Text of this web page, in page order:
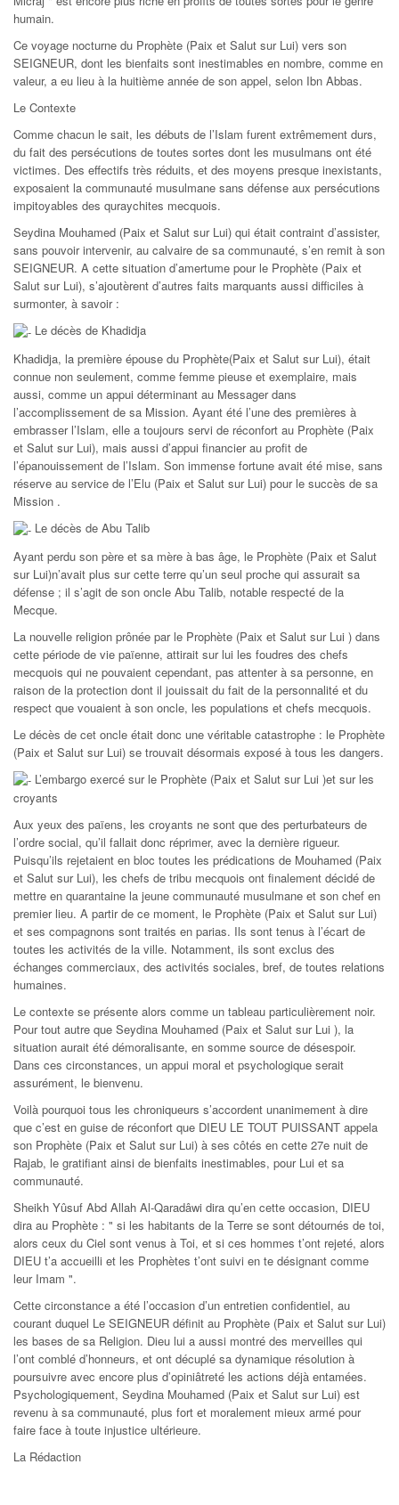
humain.
Ce voyage nocturne du Prophète (Paix et Salut sur Lui) vers son
SEIGNEUR, dont les bienfaits sont inestimables en nombre, comme en
valeur, a eu lieu à la huitième année de son appel, selon Ibn Abbas.
Le Contexte
Comme chacun le sait, les débuts de l’Islam furent extrêmement durs,
du fait des persécutions de toutes sortes dont les musulmans ont été
victimes. Des effectifs très réduits, et des moyens presque inexistants,
exposaient la communauté musulmane sans défense aux persécutions
impitoyables des quraychites mecquois.
Seydina Mouhamed (Paix et Salut sur Lui) qui était contraint d’assister,
sans pouvoir intervenir, au calvaire de sa communauté, s’en remit à son
SEIGNEUR. A cette situation d’amertume pour le Prophète (Paix et
Salut sur Lui), s’ajoutèrent d’autres faits marquants aussi difficiles à
surmonter, à savoir :
Le décès de Khadidja
Khadidja, la première épouse du Prophète(Paix et Salut sur Lui), était
connue non seulement, comme femme pieuse et exemplaire, mais
aussi, comme un appui déterminant au Messager dans
l’accomplissement de sa Mission. Ayant été l’une des premières à
embrasser l’Islam, elle a toujours servi de réconfort au Prophète (Paix
et Salut sur Lui), mais aussi d’appui financier au profit de
l’épanouissement de l’Islam. Son immense fortune avait été mise, sans
réserve au service de l’Elu (Paix et Salut sur Lui) pour le succès de sa
Mission .
Le décès de Abu Talib
Ayant perdu son père et sa mère à bas âge, le Prophète (Paix et Salut
sur Lui)n’avait plus sur cette terre qu’un seul proche qui assurait sa
défense ; il s’agit de son oncle Abu Talib, notable respecté de la
Mecque.
La nouvelle religion prônée par le Prophète (Paix et Salut sur Lui ) dans
cette période de vie païenne, attirait sur lui les foudres des chefs
mecquois qui ne pouvaient cependant, pas attenter à sa personne, en
raison de la protection dont il jouissait du fait de la personnalité et du
respect que vouaient à son oncle, les populations et chefs mecquois.
Le décès de cet oncle était donc une véritable catastrophe : le Prophète
(Paix et Salut sur Lui) se trouvait désormais exposé à tous les dangers.
L’embargo exercé sur le Prophète (Paix et Salut sur Lui )et sur les
croyants
Aux yeux des païens, les croyants ne sont que des perturbateurs de
l’ordre social, qu’il fallait donc réprimer, avec la dernière rigueur.
Puisqu’ils rejetaient en bloc toutes les prédications de Mouhamed (Paix
et Salut sur Lui), les chefs de tribu mecquois ont finalement décidé de
mettre en quarantaine la jeune communauté musulmane et son chef en
premier lieu. A partir de ce moment, le Prophète (Paix et Salut sur Lui)
et ses compagnons sont traités en parias. Ils sont tenus à l’écart de
toutes les activités de la ville. Notamment, ils sont exclus des
échanges commerciaux, des activités sociales, bref, de toutes relations
humaines.
Le contexte se présente alors comme un tableau particulièrement noir.
Pour tout autre que Seydina Mouhamed (Paix et Salut sur Lui ), la
situation aurait été démoralisante, en somme source de désespoir.
Dans ces circonstances, un appui moral et psychologique serait
assurément, le bienvenu.
Voilà pourquoi tous les chroniqueurs s’accordent unanimement à dire
que c’est en guise de réconfort que DIEU LE TOUT PUISSANT appela
son Prophète (Paix et Salut sur Lui) à ses côtés en cette 27e nuit de
Rajab, le gratifiant ainsi de bienfaits inestimables, pour Lui et sa
communauté.
Sheikh Yûsuf Abd Allah Al-Qaradâwi dira qu’en cette occasion, DIEU
dira au Prophète : " si les habitants de la Terre se sont détournés de toi,
alors ceux du Ciel sont venus à Toi, et si ces hommes t’ont rejeté, alors
DIEU t’a accueilli et les Prophètes t’ont suivi en te désignant comme
leur Imam ".
Cette circonstance a été l’occasion d’un entretien confidentiel, au
courant duquel Le SEIGNEUR définit au Prophète (Paix et Salut sur Lui)
les bases de sa Religion. Dieu lui a aussi montré des merveilles qui
l’ont comblé d’honneurs, et ont décuplé sa dynamique résolution à
poursuivre avec encore plus d’opiniâtreté les actions déjà entamées.
Psychologiquement, Seydina Mouhamed (Paix et Salut sur Lui) est
revenu à sa communauté, plus fort et moralement mieux armé pour
faire face à toute injustice ultérieure.
La Rédaction